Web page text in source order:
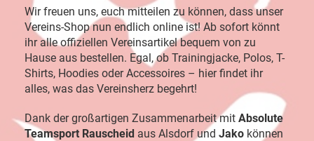
Wir freuen uns, euch mitteilen zu können, dass unser
Vereins-Shop nun endlich online ist! Ab sofort könnt
ihr alle offiziellen Vereinsartikel bequem von zu
Hause aus bestellen. Egal, ob Trainingjacke, Polos, T-
Shirts, Hoodies oder Accessoires – hier findet ihr
alles, was das Vereinsherz begehrt!
Dank der großartigen Zusammenarbeit mit Absolute
Teamsport Rauscheid aus Alsdorf und Jako können